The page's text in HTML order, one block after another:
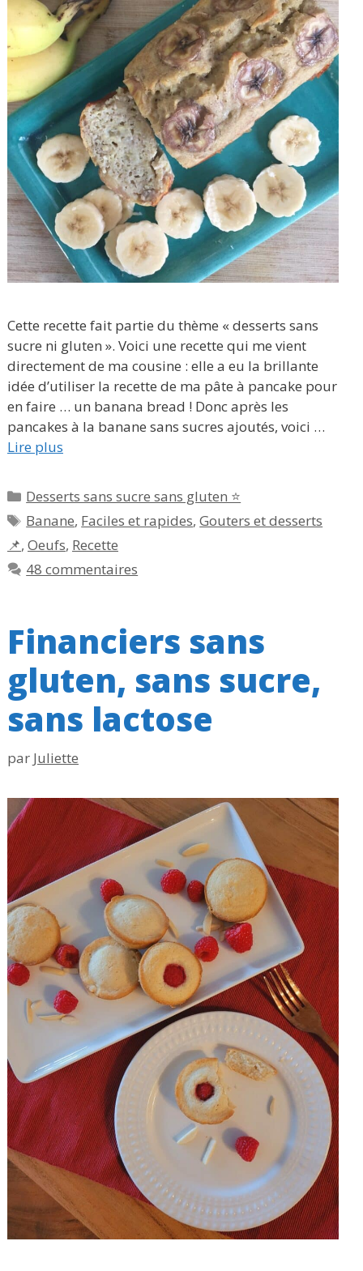
Cette recette fait partie du thème « desserts sans
sucre ni gluten ». Voici une recette qui me vient
directement de ma cousine : elle a eu la brillante
idée d’utiliser la recette de ma pâte à pancake pour
en faire … un banana bread ! Donc après les
pancakes à la banane sans sucres ajoutés, voici …
Lire plus
Catégories
Desserts sans sucre sans gluten ⭐
Étiquettes
Banane, Faciles et rapides,Gouters et desserts
📌, Oeufs, Recette
48 commentaires
Financiers sans
gluten, sans sucre,
sans lactose
par Juliette